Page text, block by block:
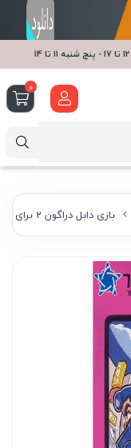
بازی دابل دراگون 2 برای میکرو دندی / جنیوس
0